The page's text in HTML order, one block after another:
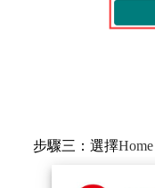
步驟三：選擇